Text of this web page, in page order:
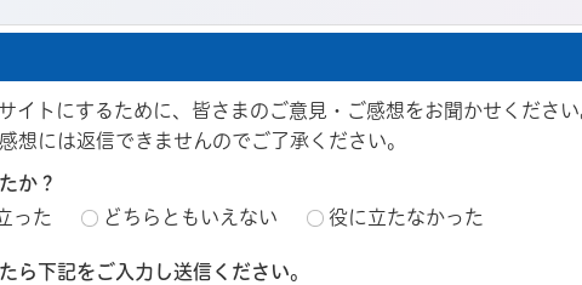
イトにするために、皆さまのご意見・ご感想をお聞かせくださ
想には返信できませんのでご了承ください。
か？
った どちらともいえない 役に立たなかった
ら下記をご入力し送信ください。